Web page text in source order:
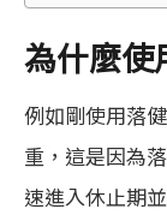
為什麼使
例如剛使用落
重，這是因為
速進入休止期